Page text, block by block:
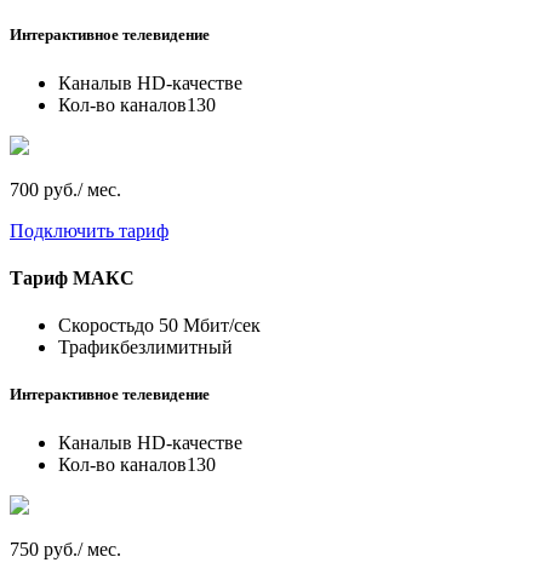
Интерактивное телевидение
Каналыв HD-качестве
Кол-во каналов130
700 руб./ мес.
Подключить тариф
Тариф МАКС
Скоростьдо 50 Мбит/сек
Трафикбезлимитный
Интерактивное телевидение
Каналыв HD-качестве
Кол-во каналов130
750 руб./ мес.